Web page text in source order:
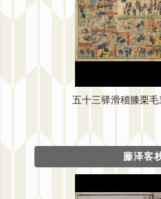
五十三驿滑稽膝栗毛
藤泽客